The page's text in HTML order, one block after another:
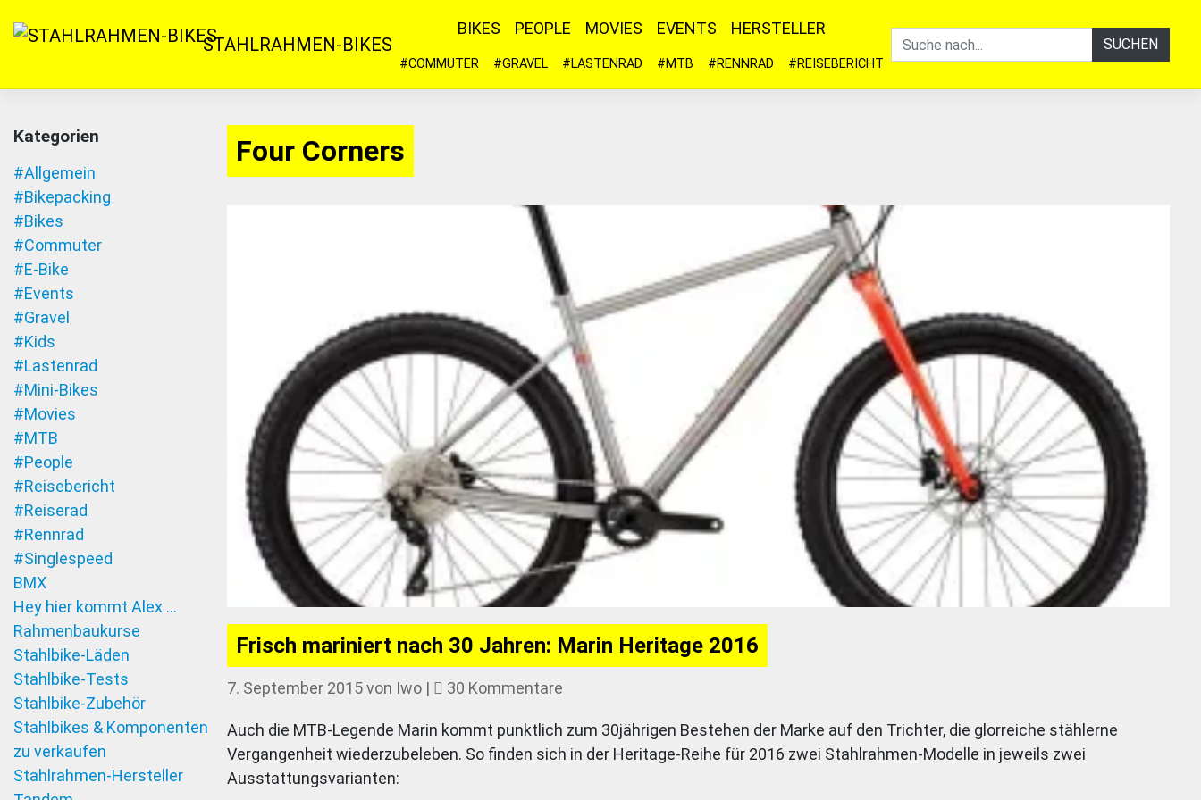
Inhalt
STAHLRAHMEN-BIKES SUCHEN
BIKES PEOPLE MOVIES EVENTS HERSTELLER
#COMMUTER #GRAVEL #LASTENRAD #MTB #RENNRAD #REISEBERICHT
Kategorien
#Allgemein
#Bikepacking
#Bikes
#Commuter
#E-Bike
#Events
#Gravel
#Kids
#Lastenrad
#Mini-Bikes
#Movies
#MTB
#People
#Reisebericht
#Reiserad
#Rennrad
#Singlespeed
BMX
Hey hier kommt Alex …
Rahmenbaukurse
Stahlbike-Läden
Stahlbike-Tests
Stahlbike-Zubehör
Stahlbikes & Komponenten
zu verkaufen
Stahlrahmen-Hersteller
Four Corners
Frisch mariniert nach 30 Jahren: Marin Heritage 2016
7. September 2015von Iwo | 30 Kommentare
mariniert
nach
Auch die MTB-Legende Marin kommt punktlich zum 30jährigen Bestehen der Marke auf den Trichter, die glorreiche stählerne
Vergangenheit wiederzubeleben. So finden sich in der Heritage-Reihe für 2016 zwei Stahlrahmen-Modelle in jeweils zwei
Ausstattungsvarianten: